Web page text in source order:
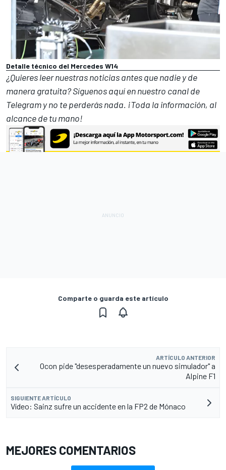
Detalle técnico del Mercedes W14
¿Quieres leer nuestras noticias antes que nadie y de
manera gratuita? Síguenosaquí en nuestro canal de
Telegramy no te perderás nada. ¡Toda la información, al
alcance de tu mano!
Comparte o guarda este artículo
ARTÍCULO ANTERIOR
Ocon pide "desesperadamente un nuevo simulador" a
Alpine F1
SIGUIENTE ARTÍCULO
Vídeo: Sainz sufre un accidente en la FP2 de Mónaco
MEJORES COMENTARIOS